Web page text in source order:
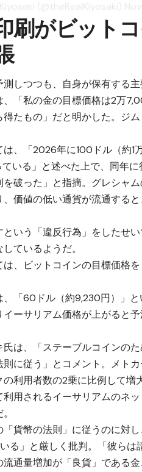
刷がビット
しつつも、自身が保有する
、「私の金の目標価格は2万
得たもの」だと明かした。ジ
、「2026年に100ドル（約1
いる」と述べた上で、同年
を破った」と指摘。グレシャ
価値の低い通貨が流通する
いう「違反行為」をしたせ
ているようだ。
、
ビットコインの目標価格
、「60ドル（約9,230円）」と
ーサリアム価格が上がると
は、「ステーブルコインの
に従う」とコメント。メト
利用者数の2乗に比例して増
用されるイーサリアムのネ
貨幣の法則」に従うのに対
る」と厳しく批判。「彼ら
通量増加が「良貨」である